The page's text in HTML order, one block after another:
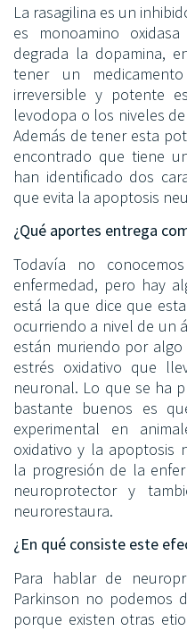
La rasagilina es un
es monoamino
degrada la dopamina,
tener un
irreversible y potente
levodopa o los niveles
Además de tener esta
encontrado que tiene
han identificado dos
que evita la apoptosis
¿Qué aportes entrega
Todavía no
enfermedad, pero hay
está la que dice que
ocurriendo a nivel de un
están muriendo por
estrés oxidativo que
neuronal. Lo que se ha
bastante buenos es
experimental en
oxidativo y la apoptosis
la progresión de la
neuroprotector y
neurorestaura.
¿En qué consiste este
Para hablar de
Parkinson no podemos
porque existen otras